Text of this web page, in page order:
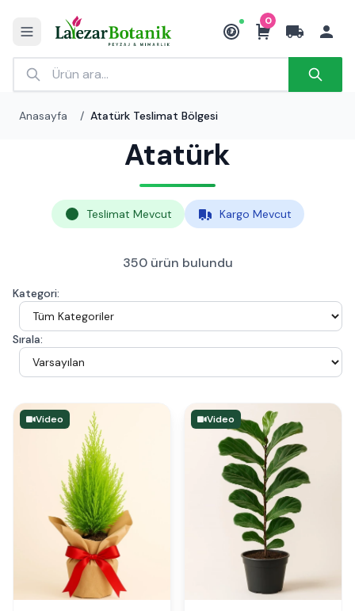
₺
0
Anasayfa / Atatürk Teslimat Bölgesi
Atatürk
Teslimat Mevcut Kargo Mevcut
350 ürün bulundu
Kategori:
Sırala:
Video Video